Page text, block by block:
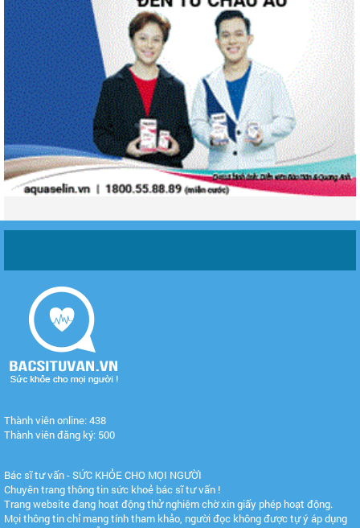
Thành viên online: 438
Thành viên đăng ký: 500
Bác sĩ tư vấn - SỨC KHỎE CHO MỌI NGƯỜI
Chuyên trang thông tin sức khoẻ bác sĩ tư vấn !
Trang website đang hoạt động thử nghiệm chờ xin giấy phép hoạt động.
Mọi thông tin chỉ mang tính tham khảo, người đọc không được tự ý áp dụng